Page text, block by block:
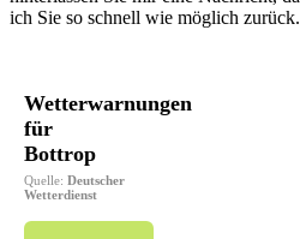
ich Sie so schnell wie möglich zurück.
Wetterwarnungen
für
Bottrop
Quelle: Deutscher
Wetterdienst